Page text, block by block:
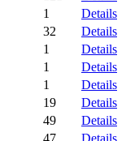
1
Details
32
Details
1
Details
1
Details
1
Details
19
Details
49
Details